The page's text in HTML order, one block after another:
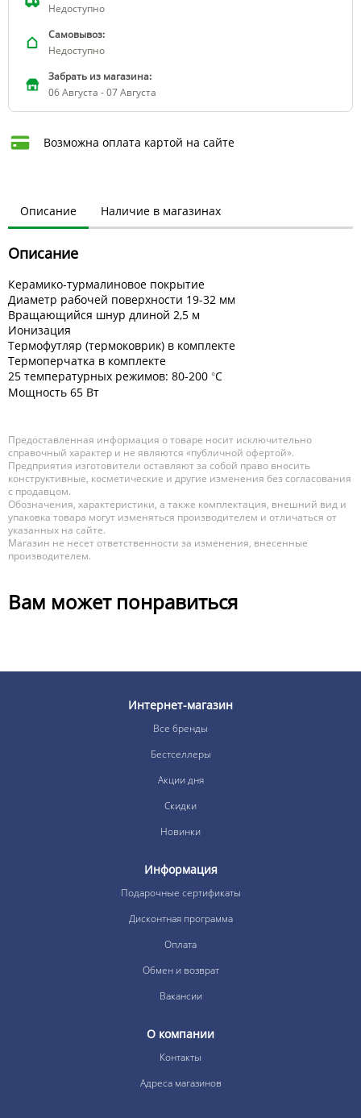
Недоступно
Самовывоз:
Недоступно
Забрать из магазина:
06 Августа - 07 Августа
Возможна оплата картой на сайте
Описание Наличие в магазинах
Описание
Керамико-турмалиновое покрытие
Диаметр рабочей поверхности 19-32 мм
Вращающийся шнур длиной 2,5 м
Ионизация
Термофутляр (термоковрик) в комплекте
Термоперчатка в комплекте
25 температурных режимов: 80-200 °С
Мощность 65 Вт
Предоставленная информация о товаре носит исключительно
справочный характер и не являются «публичной офертой».
Предприятия изготовители оставляют за собой право вносить
конструктивные, косметические и другие изменения без согласования
с продавцом.
Обозначения, характеристики, а также комплектация, внешний вид и
упаковка товара могут изменяться производителем и отличаться от
указанных на сайте.
Магазин не несет ответственности за изменения, внесенные
производителем.
Вам может понравиться
Интернет-магазин
Все бренды
Бестселлеры
Акции дня
Скидки
Новинки
Информация
Подарочные сертификаты
Дисконтная программа
Оплата
Обмен и возврат
Вакансии
О компании
Контакты
Адреса магазинов